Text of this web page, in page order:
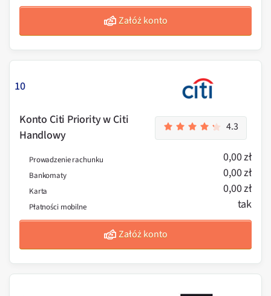
Załóż konto
10
Konto Citi Priority w Citi
Handlowy
4.3
Prowadzenie rachunku 0,00 zł
Bankomaty 0,00 zł
Karta 0,00 zł
Płatności mobilne tak
Załóż konto